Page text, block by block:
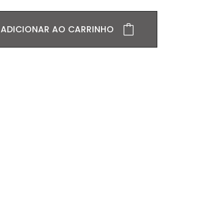
ADICIONAR AO CARRINHO